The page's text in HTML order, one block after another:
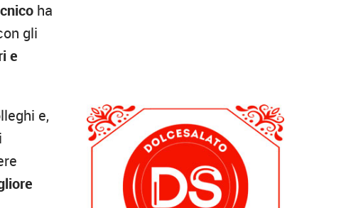
ha
gli
e
e,